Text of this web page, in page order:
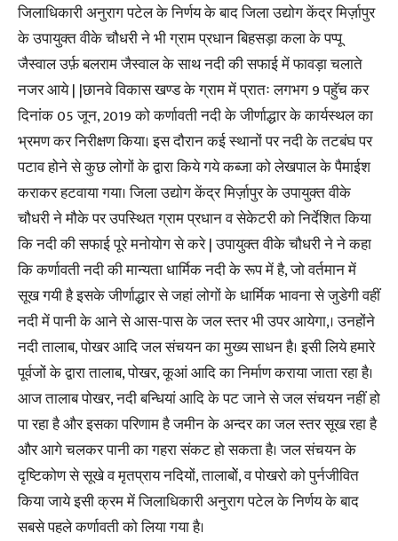
जिलाधिकारी अनुराग पटेल के निर्णय के बाद जिला उद्योग केंद्र मिर्ज़ापुर
के उपायुक्त वीके चौधरी ने भी ग्राम प्रधान बिहसड़ा कला के पप्पू
जैस्वाल उर्फ़ बलराम जैस्वाल के साथ नदी की सफाई में फावड़ा चलाते
नजर आये | |छानवे विकास खण्ड के ग्राम में प्रातः लगभग 9 पहुॅच कर
दिनांक 05 जून, 2019 को कर्णावती नदी के जीर्णाद्धार के कार्यस्थल का
भ्रमण कर निरीक्षण किया। इस दौरान कई स्थानों पर नदी के तटबंघ पर
पटाव होने से कुछ लोगों के द्वारा किये गये कब्जा को लेखपाल के पैमाईश
कराकर हटवाया गया। जिला उद्योग केंद्र मिर्ज़ापुर के उपायुक्त वीके
चौधरी ने मौके पर उपस्थित ग्राम प्रधान व सेकेटरी को निर्देशित किया
कि नदी की सफाई पूरे मनोयोग से करे | उपायुक्त वीके चौधरी ने ने कहा
कि कर्णावती नदी की मान्यता धार्मिक नदी के रूप में है, जो वर्तमान में
सूख गयी है इसके जीर्णाद्धार से जहां लोगों के धार्मिक भावना से जुडेगी वहीं
नदी में पानी के आने से आस-पास के जल स्तर भी उपर आयेगा,। उनहोंने
नदी तालाब, पोखर आदि जल संचयन का मुख्य साधन है। इसी लिये हमारे
पूर्वजों के द्वारा तालाब, पोखर, कूआं आदि का निर्माण कराया जाता रहा है।
आज तालाब पोखर, नदी बन्धियां आदि के पट जाने से जल संचयन नहीं हो
पा रहा है और इसका परिणाम है जमीन के अन्दर का जल स्तर सूख रहा है
और आगे चलकर पानी का गहरा संकट हो सकता है। जल संचयन के
दृष्टिकोण से सूखे व मृतप्राय नदियों, तालाबोें, व पोखरो को पुर्नजीवित
किया जाये इसी क्रम में जिलाधिकारी अनुराग पटेल के निर्णय के बाद
सबसे पहले कर्णावती को लिया गया है।